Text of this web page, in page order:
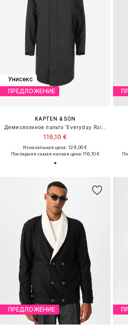
Унисекс
ПРЕДЛОЖЕНИЕ
KAPTEN & SON
116,10 €
Изначальная цена: 129,00 €
Последняя самая низкая цена:116,10 €
ПРЕДЛОЖЕНИЕ